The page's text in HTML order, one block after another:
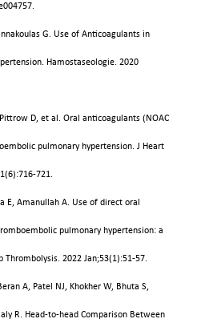
G. Use of Anticoagulants in
Hamostaseologie. 2020
D, et al. Oral anticoagulants (NOAC
pulmonary hypertension. J Heart
721.
E, Amanullah A. Use of direct oral
pulmonary hypertension: a
Thrombolysis. 2022 Jan;53(1):51-57.
A, Patel NJ, Khokher W, Bhuta S,
R. Head-to-head Comparison Between